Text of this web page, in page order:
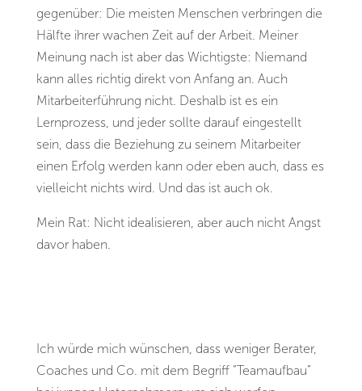
gegenüber: Die meisten Menschen verbringen die
Hälfte ihrer wachen Zeit auf der Arbeit. Meiner
Meinung nach ist aber das Wichtigste: Niemand
kann alles richtig direkt von Anfang an. Auch
Mitarbeiterführung nicht. Deshalb ist es ein
Lernprozess, und jeder sollte darauf eingestellt
sein, dass die Beziehung zu seinem Mitarbeiter
einen Erfolg werden kann oder eben auch, dass es
vielleicht nichts wird. Und das ist auch ok.
Mein Rat: Nicht idealisieren, aber auch nicht Angst
davor haben.
Ich würde mich wünschen, dass weniger Berater,
Coaches und Co. mit dem Begriff “Teamaufbau”